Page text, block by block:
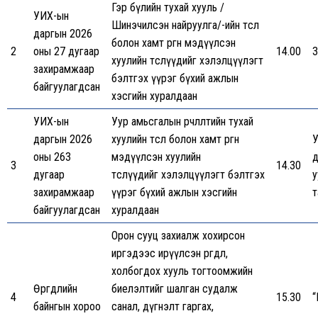
2
УИХ-ын
даргын 2026
оны 27 дугаар
захирамжаар
байгуулагдсан
Гэр бүлийн тухай хууль /
Шинэчилсэн найруулга/-ийн төсөл
болон хамт өргөн мэдүүлсэн
хуулийн төслүүдийг хэлэлцүүлэгт
бэлтгэх үүрэг бүхий ажлын
хэсгийн хуралдаан
14.00
3
УИХ-ын
даргын 2026
оны 263
дугаар
захирамжаар
байгуулагдсан
Уур амьсгалын өөрчлөлтийн тухай
хуулийн төсөл болон хамт өргөн
мэдүүлсэн хуулийн
төслүүдийг хэлэлцүүлэгт бэлтгэх
үүрэг бүхий ажлын хэсгийн
хуралдаан
14.30
4
Өргөдлийн
байнгын хороо
Орон сууц захиалж хохирсон
иргэдээс ирүүлсэн өргөдөл,
холбогдох хууль тогтоомжийн
биелэлтийг шалган судалж
санал, дүгнэлт гаргах,
15.30